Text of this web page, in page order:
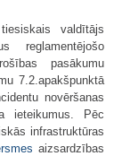
valdītājs
reglamentējošo
pasākumu
7.2.apakšpunktā
novēršanas
ieteikumus. Pēc
infrastruktūras
aizsardzības